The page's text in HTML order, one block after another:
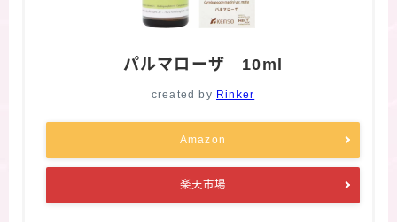
パルマローザ 10ml
created by Rinker
Amazon
楽天市場